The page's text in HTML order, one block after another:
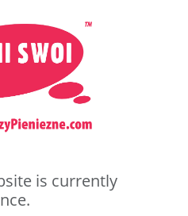
is currently